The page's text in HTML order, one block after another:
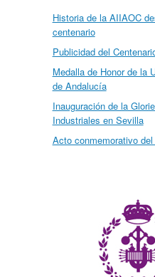
Historia de la AIIAOC
centenario
Publicidad del
Medalla de Honor de la
de Andalucía
Inauguración de la
Industriales en Sevilla
Acto conmemorativo del